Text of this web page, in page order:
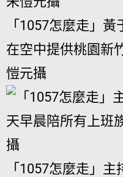
「1057怎麼走」
在空中提供桃園新
愷元攝
「1057怎麼走」